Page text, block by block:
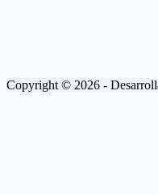
Copyright © 2026 -